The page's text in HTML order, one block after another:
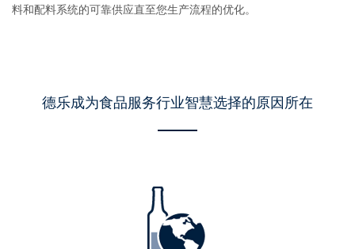
料和配料系统的可靠供应直至您生产流程的优化。
德乐成为食品服务行业智慧选择的原因所在